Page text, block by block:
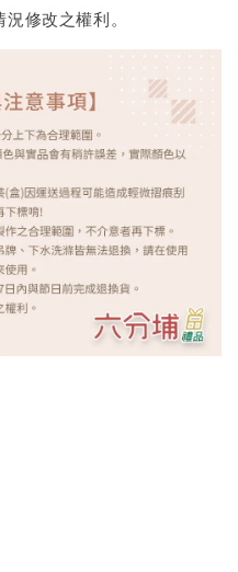
修改之權利。